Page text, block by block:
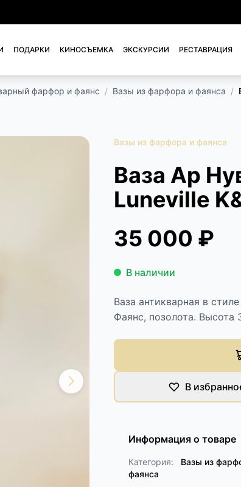
ПОДАРКИ КИНОСЪЕМКА ЭКСКУРСИИ РЕСТАВРАЦИЯ
фарфор и фаянс / Вазы из фарфора и фаянса /
Вазы из фарфора и фаянса
Ваза Ар
Luneville
35 000 ₽
В наличии
Ваза антикварная в
Фаянс, позолота. Высота
В
Информация о товаре
Категория:
Вазы из
фаянса